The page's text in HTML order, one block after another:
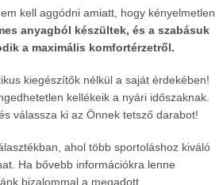
kell aggódni amiatt, hogy kényelmetlen
anyagból készültek, és a szabásuk
a maximális komfortérzetről.
kiegészítők nélkül a saját érdekében!
kellékeik a nyári időszaknak.
válassza ki az Önnek tetsző darabot!
ahol több sportoláshoz kiváló
Ha bővebb információkra lenne
bizalommal a megadott